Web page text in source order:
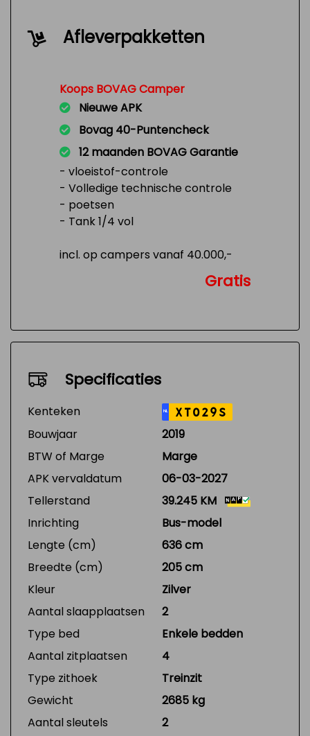
Afleverpakketten
Koops BOVAG Camper
Nieuwe APK
Bovag 40-Puntencheck
12 maanden BOVAG Garantie
- vloeistof-controle
- Volledige technische controle
- poetsen
- Tank 1/4 vol
incl. op campers vanaf 40.000,-
Gratis
Specificaties
Kenteken NL XT029S
Bouwjaar
2019
BTW of Marge
Marge
APK vervaldatum
06-03-2027
Tellerstand
39.245 KM
Inrichting
Bus-model
Lengte (cm)
636 cm
Breedte (cm)
205 cm
Kleur
Zilver
Aantal slaapplaatsen
2
Type bed
Enkele bedden
Aantal zitplaatsen
4
Type zithoek
Treinzit
Gewicht
2685 kg
Aantal sleutels
2